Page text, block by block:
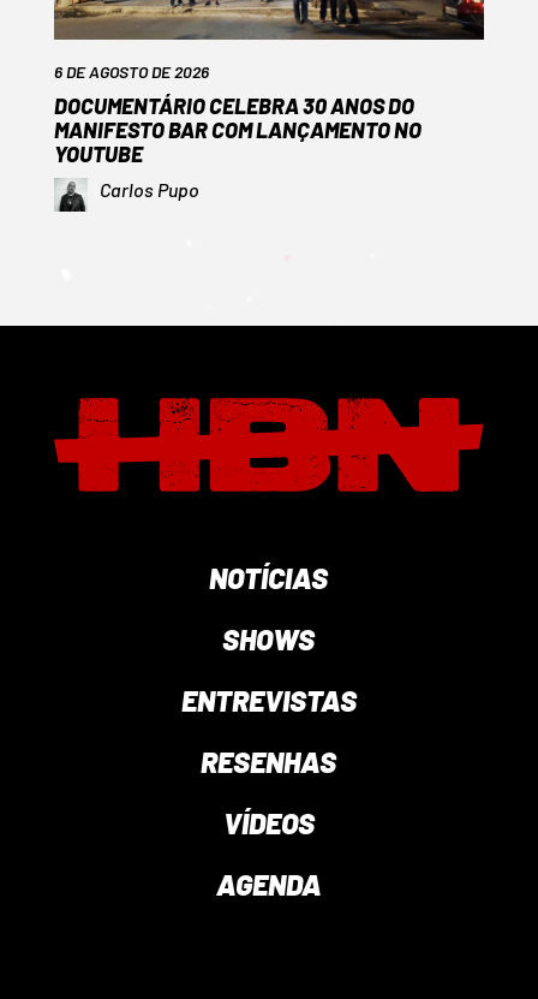
6 DE AGOSTO DE 2026
DOCUMENTÁRIO CELEBRA 30 ANOS DO
MANIFESTO BAR COM LANÇAMENTO NO
YOUTUBE
Carlos Pupo
NOTÍCIAS
SHOWS
ENTREVISTAS
RESENHAS
VÍDEOS
AGENDA